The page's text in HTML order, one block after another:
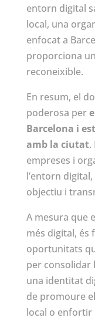
entorn digital
local, una
enfocat a
proporciona
reconeixible.
En resum, el
poderosa per
Barcelona i
amb la ciutat.
empreses i
l’entorn
objectiu i
A mesura que
més digital, és
oportunitats
per consolidar
una identitat
de promoure
local o enfortir